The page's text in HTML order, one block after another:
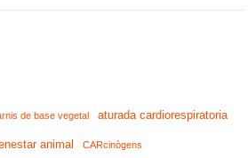
de base vegetal aturada cardiorespiratoria
animal CARcinògens